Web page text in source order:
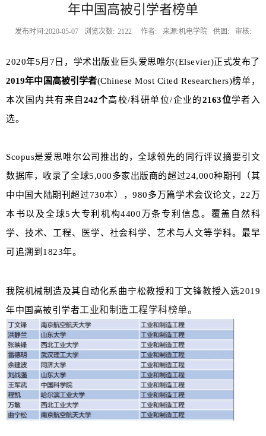
年中国高被引学者榜单
发布时间:2020-05-07 浏览次数: 2122 作者: 来源:机电学院 供图: 审核:
2020年5月7日，学术出版业巨头爱思唯尔(Elsevier)正式发布了
2019年中国高被引学者(Chinese Most Cited Researchers)榜单，
本次国内共有来自242个高校/科研单位/企业的2163位学者入
选。
Scopus是爱思唯尔公司推出的，全球领先的同行评议摘要引文
数据库，收录了全球5,000多家出版商的超过24,000种期刊（其
中中国大陆期刊超过730本），980多万篇学术会议论文，22万
本书以及全球5大专利机构4400万条专利信息。覆盖自然科
学、技术、工程、医学、社会科学、艺术与人文等学科。最早
可追溯到1823年。
我院机械制造及其自动化系曲宁松教授和丁文锋教授入选2019
年中国高被引学者工业和制造工程学科榜单。